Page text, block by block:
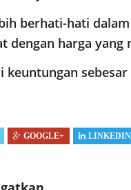
berhati-hati
dengan harga
keuntungan
GOOGLE+ LINKEDIN